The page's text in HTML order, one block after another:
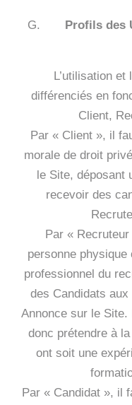
Profils des
L’utilisation et
différenciés en
Client,
Par « Client », il
morale de droit
le Site, déposant
recevoir des
Par «
personne
professionnel du
des Candidats
Annonce sur le
donc prétendre à
ont soit une
Par « Candidat », il